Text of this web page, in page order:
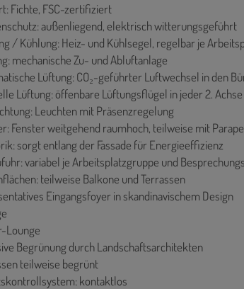
Fichte, FSC-­zertifiziert
außenliegend, elektrisch witterungsgeführt
/ Kühlung: Heiz- und Kühlsegel, regelbar je
mechanische Zu- und Abluftanlage
Lüftung: CO₂-geführter Luftwechsel in den
Lüftung: öffenbare Lüftungsflügel in jeder 2. Achse
Leuchten mit Präsenzregelung
Fenster weitgehend raumhoch, teilweise mit
sorgt entlang der Fassade für Energieeffizienz
variabel je Arbeitsplatzgruppe und
teilweise Balkone und Terrassen
Eingangsfoyer in skandinavischem Design
Lounge
Begrünung durch Landschaftsarchitekten
teilweise begrünt
kontaktlos